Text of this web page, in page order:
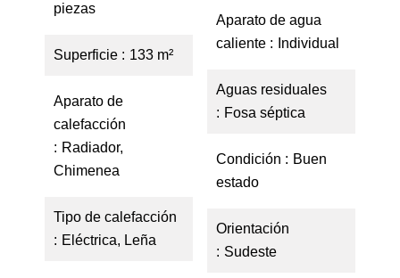
piezas
Superficie 133 m²
Aparato de
calefacción
Radiador,
Chimenea
Tipo de calefacción
Eléctrica, Leña
Aparato de agua
caliente
Individual
Aguas residuales
Fosa séptica
Condición
Buen
estado
Orientación
Sudeste